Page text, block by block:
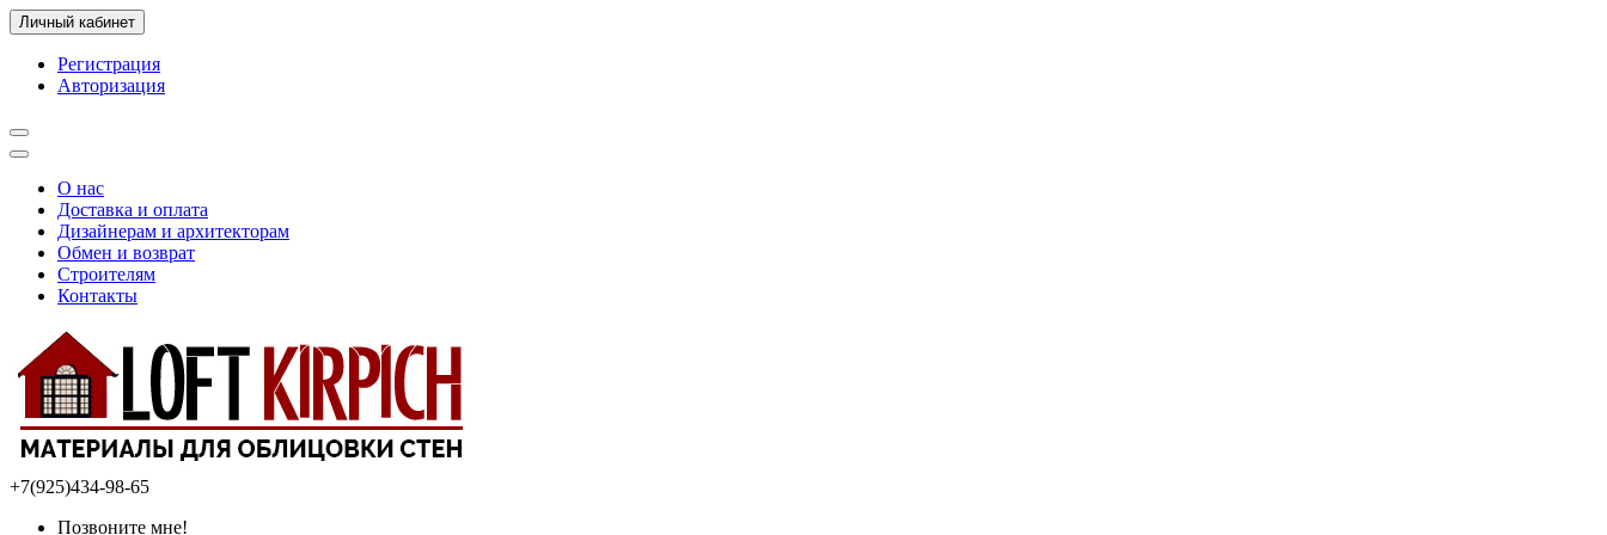
Личный кабинет
Регистрация
Авторизация
О нас
Доставка и оплата
Дизайнерам и архитекторам
Обмен и возврат
Строителям
Контакты
+7(925)434-98-65
Позвоните мне!